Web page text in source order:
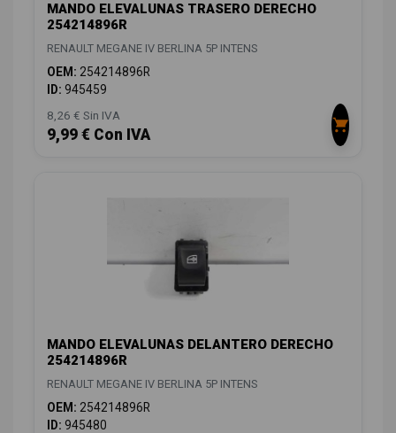
MANDO ELEVALUNAS TRASERO DERECHO
254214896R
RENAULT MEGANE IV BERLINA 5P INTENS
OEM: 254214896R
ID: 945459
8,26 € Sin IVA
9,99 € Con IVA
MANDO ELEVALUNAS DELANTERO DERECHO
254214896R
RENAULT MEGANE IV BERLINA 5P INTENS
OEM: 254214896R
ID: 945480